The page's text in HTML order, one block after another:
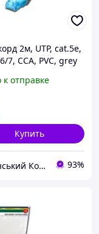
2м, UTP, cat.5e,
7, CCA, PVC, grey
к отправке
Купить
Український Кошик 93%